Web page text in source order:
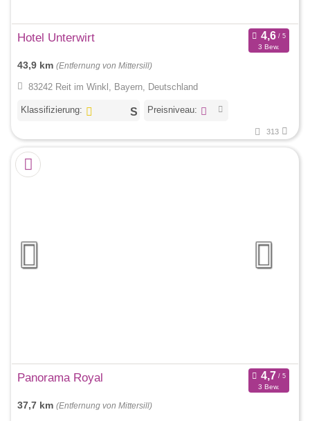
Hotel Unterwirt
3 Bew.
43,9 km (Entfernung von Mittersill)
83242 Reit im Winkl, Bayern, Deutschland
Klassifizierung: Preisniveau:
313
Panorama Royal
3 Bew.
37,7 km (Entfernung von Mittersill)